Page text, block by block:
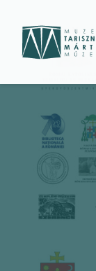
Főoldal
Események, hírek
Kiállítások
Szolgáltatások
Pro Múzeum